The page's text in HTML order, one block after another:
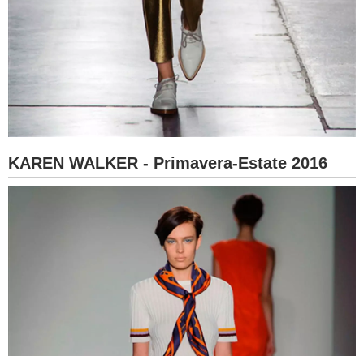
KAREN WALKER - Primavera-Estate 2016